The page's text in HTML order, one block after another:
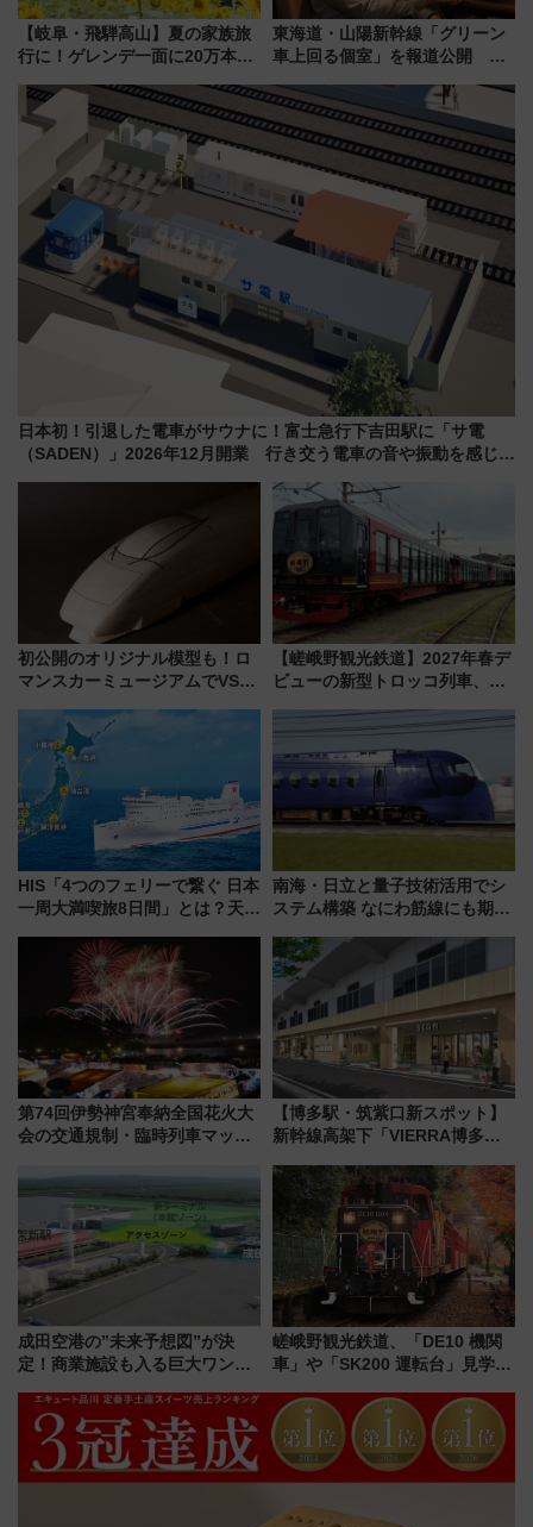
【岐阜・飛騨高山】夏の家族旅
行に！ゲレンデ一面に20万本の
アひまわり園」開園
東海道・山陽新幹線「グリーン
車上回る個室」を報道公開 プ
日本初！引退した電車がサウナに！富士急行下吉田駅に「サ電
（SADEN）」2026年12月開業 行き交う電車の音や振動を感じな
初公開のオリジナル模型も！ロ
マンスカーミュージアムでVSE
15日スタート
【嵯峨野観光鉄道】2027年春デ
ビューの新型トロッコ列車、い
は2026年で引退
HIS「4つのフェリーで繋ぐ 日本
一周大満喫旅8日間」とは？天橋
の絶景＆限定グルメを網羅！煩
雑な手続きも不要でお手軽に楽
しめるプランが登場
南海・日立と量子技術活用でシ
ステム構築 なにわ筋線にも期待
第74回伊勢神宮奉納全国花火大
会の交通規制・臨時列車マッ
セス
【博多駅・筑紫口新スポット】
新幹線高架下「VIERRA博多テ
など注目の全6店舗 「博多活憩
通り」も一新
成田空港の”未来予想図”が決
定！商業施設も入る巨大ワンタ
で新型特急が品川･羽田とを結
ぶ！ JR空港駅は2面3線化！
嵯峨野観光鉄道、「DE10 機関
車」や「SK200 運転台」見学ツ
トの一環で激レア体験できちゃ
うかも 参加方法やスケジュール
をご紹介